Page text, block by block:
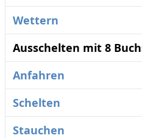
Wettern
Ausschelten mit 8
Anfahren
Schelten
Stauchen